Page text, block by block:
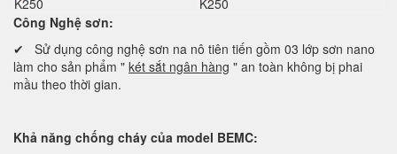
Công Nghệ sơn:
✔ Sử dụng công nghệ sơn na nô tiên tiến gồm 03 lớp sơn nano
làm cho sản phẩm " két sắt ngân hàng " an toàn không bị phai
mầu theo thời gian.
Khả năng chống cháy của model BEMC: